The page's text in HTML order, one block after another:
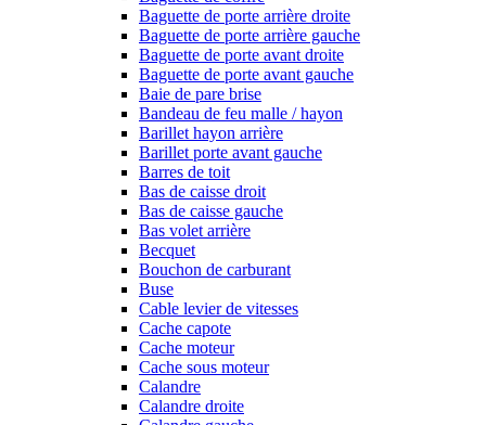
Baguette de porte arrière droite
Baguette de porte arrière gauche
Baguette de porte avant droite
Baguette de porte avant gauche
Baie de pare brise
Bandeau de feu malle / hayon
Barillet hayon arrière
Barillet porte avant gauche
Barres de toit
Bas de caisse droit
Bas de caisse gauche
Bas volet arrière
Becquet
Bouchon de carburant
Buse
Cable levier de vitesses
Cache capote
Cache moteur
Cache sous moteur
Calandre
Calandre droite